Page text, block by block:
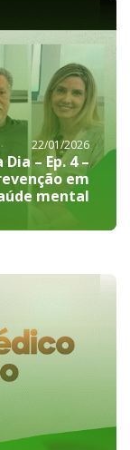
22/01/2026
– Ep. 4 –
em
mental